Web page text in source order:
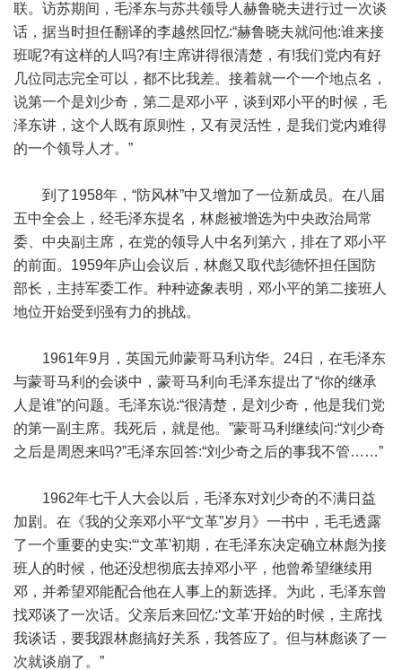
联。访苏期间，毛泽东与苏共领导人赫鲁晓夫进行过一次谈
话，据当时担任翻译的李越然回忆:“赫鲁晓夫就问他:谁来接
班呢?有这样的人吗?有!主席讲得很清楚，有!我们党内有好
几位同志完全可以，都不比我差。接着就一个一个地点名，
说第一个是刘少奇，第二是邓小平，谈到邓小平的时候，毛
泽东讲，这个人既有原则性，又有灵活性，是我们党内难得
的一个领导人才。”
到了1958年，“防风林”中又增加了一位新成员。在八届
五中全会上，经毛泽东提名，林彪被增选为中央政治局常
委、中央副主席，在党的领导人中名列第六，排在了邓小平
的前面。1959年庐山会议后，林彪又取代彭德怀担任国防
部长，主持军委工作。种种迹象表明，邓小平的第二接班人
地位开始受到强有力的挑战。
1961年9月，英国元帅蒙哥马利访华。24日，在毛泽东
与蒙哥马利的会谈中，蒙哥马利向毛泽东提出了“你的继承
人是谁”的问题。毛泽东说:“很清楚，是刘少奇，他是我们党
的第一副主席。我死后，就是他。”蒙哥马利继续问:“刘少奇
之后是周恩来吗?”毛泽东回答:“刘少奇之后的事我不管……”
1962年七千人大会以后，毛泽东对刘少奇的不满日益
加剧。在《我的父亲邓小平“文革”岁月》一书中，毛毛透露
了一个重要的史实:“‘文革'初期，在毛泽东决定确立林彪为接
班人的时候，他还没想彻底去掉邓小平，他曾希望继续用
邓，并希望邓能配合他在人事上的新选择。为此，毛泽东曾
找邓谈了一次话。父亲后来回忆:‘文革'开始的时候，主席找
我谈话，要我跟林彪搞好关系，我答应了。但与林彪谈了一
次就谈崩了。”